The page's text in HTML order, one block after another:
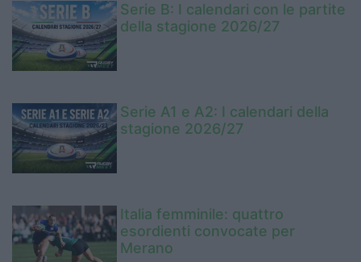
Serie B: I calendari con le partite
della stagione 2026/27
Serie A1 e A2: I calendari della
stagione 2026/27
Italia femminile: quattro
esordienti convocate per
Merano